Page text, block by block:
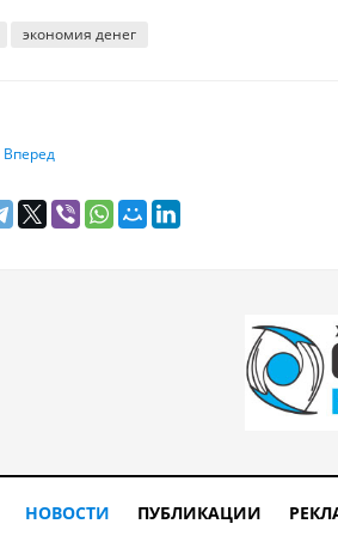
экономия денег
Компании-зомби: как их распознать и
Следующий: 7 худших денежных ошибок,
Вперед
НОВОСТИ ПУБЛИКАЦИИ